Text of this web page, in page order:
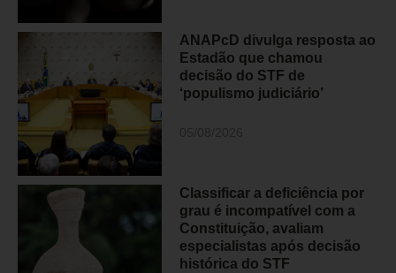
ANAPcD divulga resposta ao
Estadão que chamou
decisão do STF de
‘populismo judiciário’
Classificar a deficiência por
grau é incompatível com a
Constituição, avaliam
especialistas após decisão
histórica do STF